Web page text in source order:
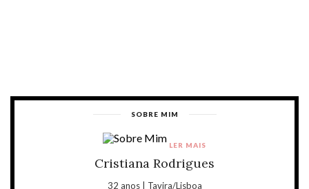
SOBRE MIM
Cristiana Rodrigues
32 anos | Tavira/Lisboa
LER MAIS